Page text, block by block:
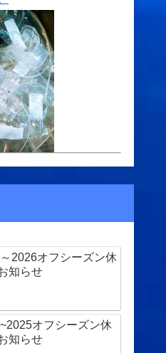
2026オフシーズン休
知らせ
オフシーズン休
知らせ